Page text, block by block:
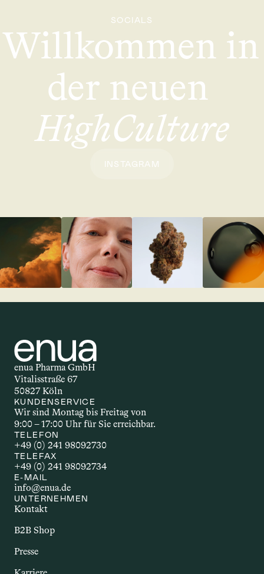
SOCIALS
Willkommen in
der neuen
HighCulture
INSTAGRAM
enua Pharma GmbH
Vitalisstraße 67
50827 Köln
KUNDENSERVICE
Wir sind Montag bis Freitag von
9:00 – 17:00 Uhr für Sie erreichbar.
TELEFON
+49 (0) 241 98092730
TELEFAX
+49 (0) 241 98092734
E-MAIL
info@enua.de
UNTERNEHMEN
Kontakt
B2B Shop
Presse